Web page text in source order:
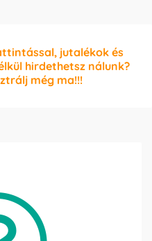
jutalékok és
hirdethetsz nálunk?
még ma!!!